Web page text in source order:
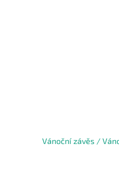
Vánoční závěs /